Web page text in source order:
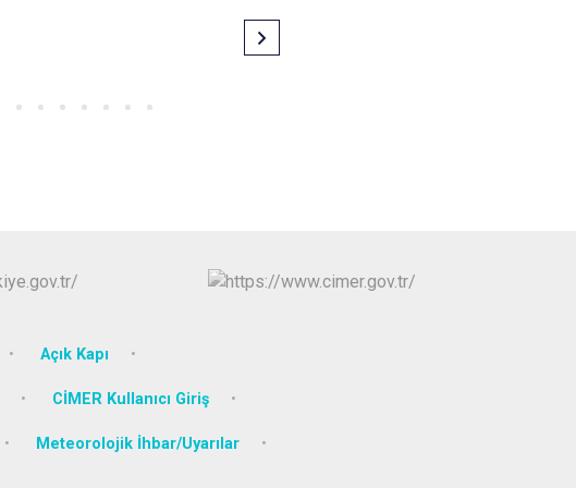
Açık Kapı
CİMER Kullanıcı Giriş
Meteorolojik İhbar/Uyarılar